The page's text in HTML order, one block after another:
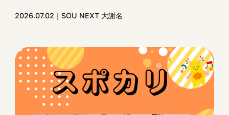
2026.07.02 SOU NEXT 大謝名